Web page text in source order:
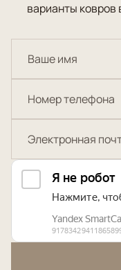
варианты